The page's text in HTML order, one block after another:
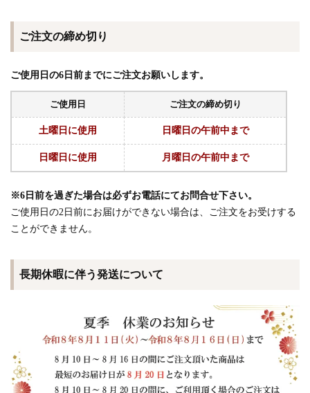
ご注文の締め切り
ご使用日の6日前までにご注文お願いします。
ご使用日 ご注文の締め切り
土曜日に使用 日曜日の午前中まで
日曜日に使用 月曜日の午前中まで
※6日前を過ぎた場合は必ずお電話にてお問合せ下さい。
ご使用日の2日前にお届けができない場合は、ご注文をお受けする
ことができません。
長期休暇に伴う発送について